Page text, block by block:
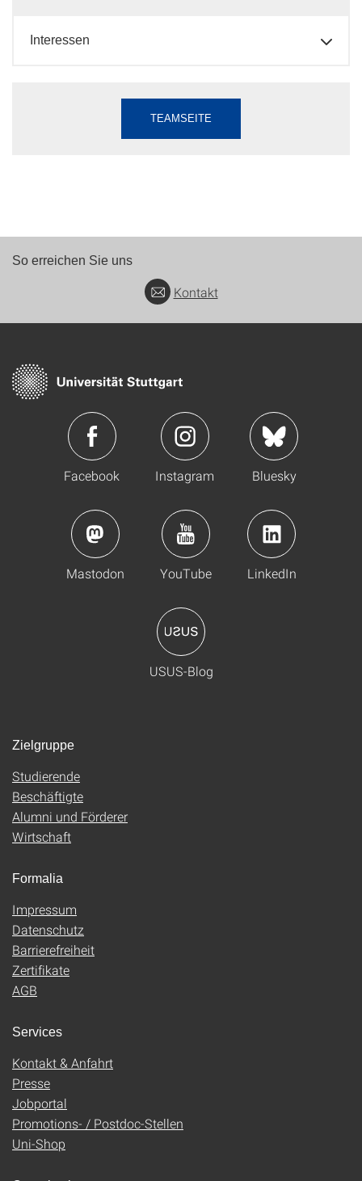
Interessen
TEAMSEITE
So erreichen Sie uns
Kontakt
Facebook Instagram Bluesky
Mastodon YouTube LinkedIn
USUS-Blog
Zielgruppe
Studierende
Beschäftigte
Alumni und Förderer
Wirtschaft
Formalia
Impressum
Datenschutz
Barrierefreiheit
Zertifikate
AGB
Services
Kontakt & Anfahrt
Presse
Jobportal
Promotions- / Postdoc-Stellen
Uni-Shop